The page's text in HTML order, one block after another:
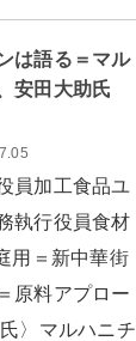
は語る＝マル
安田大助氏
員加工食品ユ
執行役員食材
＝新中華街
原料アプロー
〉マルハニチ